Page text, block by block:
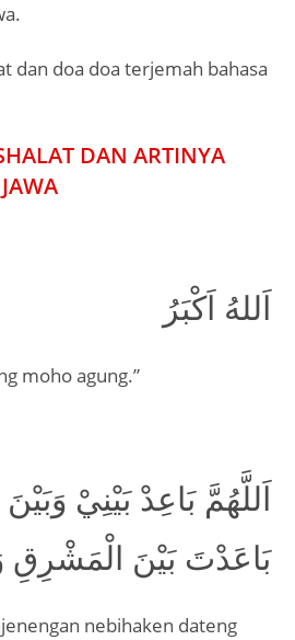
dan doa doa terjemah bahasa
DAN ARTINYA
اَللهُ اَكْبَرُ
moho agung.”
اَللَّهُمَّ بَاعِدْ بَيْنِيْ
بَاعَدْتَ بَيْنَ الْمَشْرِقِ
nebihaken dateng